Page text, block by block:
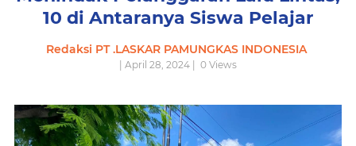
10 di Antaranya Siswa Pelajar
Redaksi PT .LASKAR PAMUNGKAS INDONESIA
| April 28, 2024 | 0 Views